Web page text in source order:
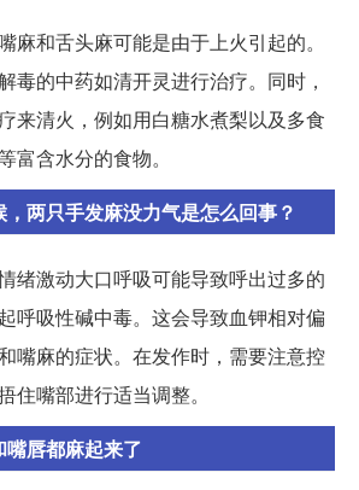
麻和舌头麻可能是由于上火引起的。
毒的中药如清开灵进行治疗。同时，
来清火，例如用白糖水煮梨以及多食
富含水分的食物。
两只手发麻没力气是怎么回事？
绪激动大口呼吸可能导致呼出过多的
呼吸性碱中毒。这会导致血钾相对偏
嘴麻的症状。在发作时，需要注意控
住嘴部进行适当调整。
唇都麻起来了